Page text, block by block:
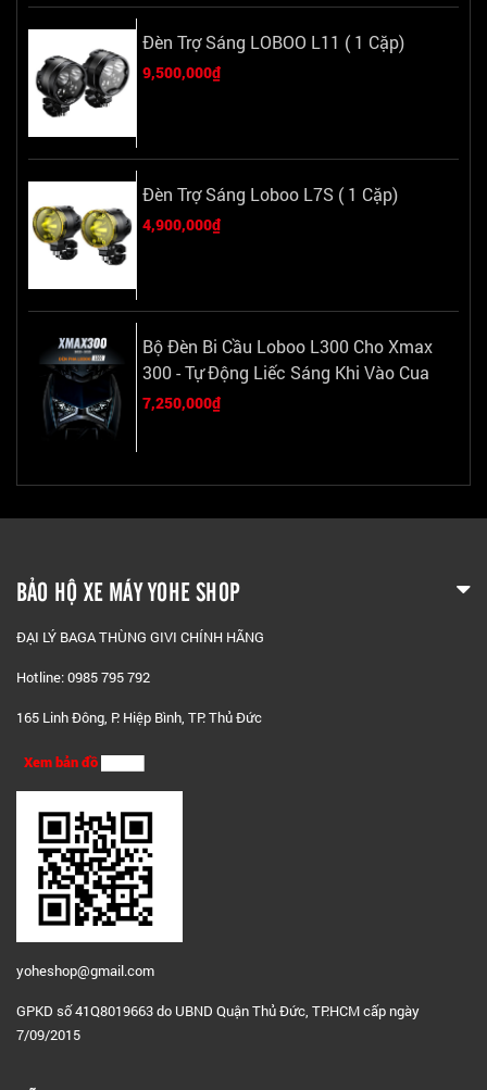
Đèn Trợ Sáng LOBOO L11 ( 1 Cặp)
9,500,000₫
Đèn Trợ Sáng Loboo L7S ( 1 Cặp)
4,900,000₫
Bộ Đèn Bi Cầu Loboo L300 Cho Xmax
300 - Tự Động Liếc Sáng Khi Vào Cua
7,250,000₫
BẢO HỘ XE MÁY YOHE SHOP
ĐẠI LÝ BAGA THÙNG GIVI CHÍNH HÃNG
Hotline: 0985 795 792
165 Linh Đông, P. Hiệp Bình, TP. Thủ Đức
Xem bản đồ
yoheshop@gmail.com
GPKD số 41Q8019663 do UBND Quận Thủ Đức, TP.HCM cấp ngày
7/09/2015